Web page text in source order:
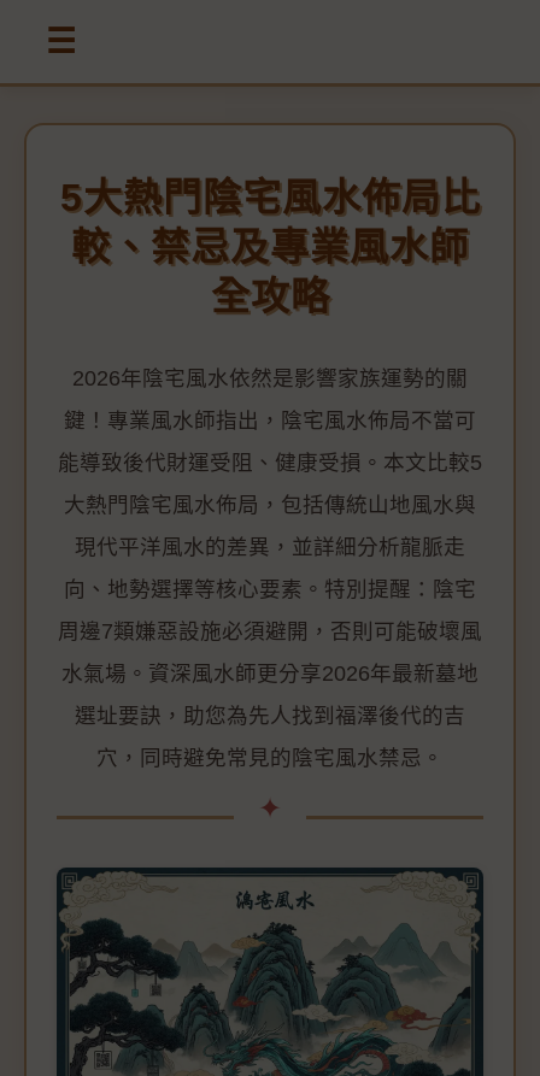
☰
5大熱門陰宅風水佈局比
較、禁忌及專業風水師
全攻略
2026年陰宅風水依然是影響家族運勢的關
鍵！專業風水師指出，陰宅風水佈局不當可
能導致後代財運受阻、健康受損。本文比較5
大熱門陰宅風水佈局，包括傳統山地風水與
現代平洋風水的差異，並詳細分析龍脈走
向、地勢選擇等核心要素。特別提醒：陰宅
周邊7類嫌惡設施必須避開，否則可能破壞風
水氣場。資深風水師更分享2026年最新墓地
選址要訣，助您為先人找到福澤後代的吉
穴，同時避免常見的陰宅風水禁忌。